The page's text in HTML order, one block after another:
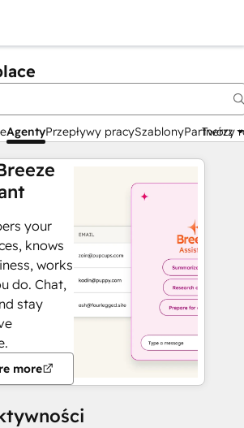
AgentyPrzepływy pracySzablonyPartnerzy
Twórz
your
knows
works
do. Chat,
stay
more